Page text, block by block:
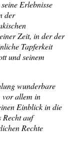
Erlebnisse
der
Zeit, in der der
Tapferkeit
und seinem
wunderbare
vor allem in
Einblick in die
Recht auf
Rechte